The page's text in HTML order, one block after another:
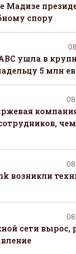
Мадизе
спору
ушла в
5 млн
чем
возникли
сети вырос,